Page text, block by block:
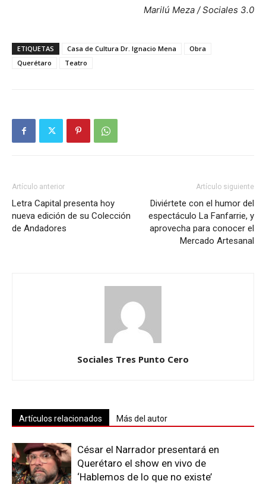
Marilú Meza / Sociales 3.0
ETIQUETAS Casa de Cultura Dr. Ignacio Mena
Obra
Querétaro
Teatro
Artículo anterior
Letra Capital presenta hoy
nueva edición de su Colección
de Andadores
Artículo siguiente
Diviértete con el humor del
espectáculo La Fanfarrie, y
aprovecha para conocer el
Mercado Artesanal
Sociales Tres Punto Cero
Artículos relacionados Más del autor
César el Narrador presentará en
Querétaro el show en vivo de
‘Hablemos de lo que no existe’